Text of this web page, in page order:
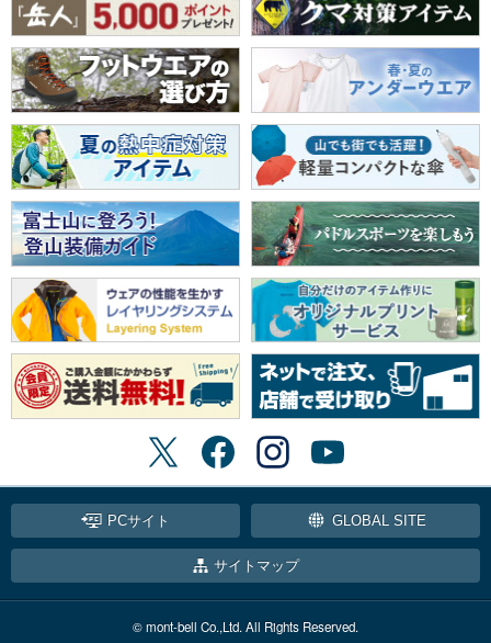
PCサイト GLOBAL SITE
サイトマップ
© mont-bell Co.,Ltd. All Rights Reserved.